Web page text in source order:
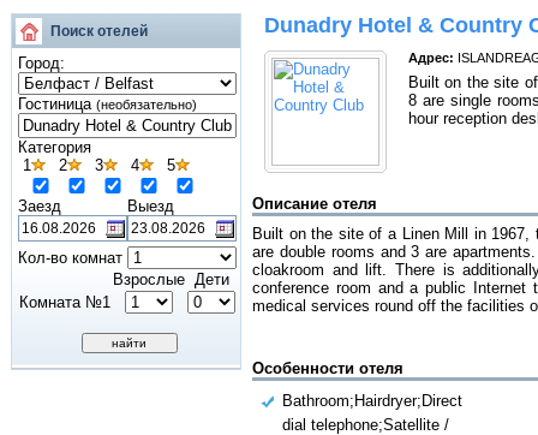
Поиск отелей
Город:
Гостиница (необязательно)
Категория
1
2 3 4 5
Заезд Выезд
Кол-во комнат
Взрослые Дети
Комната №1
Dunadry Hotel & Country
Адрес:
Built on the site
8 are single
hour reception
Описание отеля
Built on the site of a Linen Mill in
are double rooms and 3 are
cloakroom and lift. There is
conference room and a public
medical services round off the facilities
Особенности отеля
Bathroom;Hairdryer;Direct
dial telephone;Satellite /